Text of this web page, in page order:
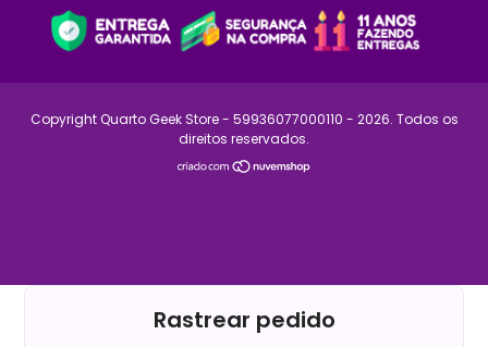
Copyright Quarto Geek Store - 59936077000110 - 2026. Todos os
direitos reservados.
Rastrear pedido